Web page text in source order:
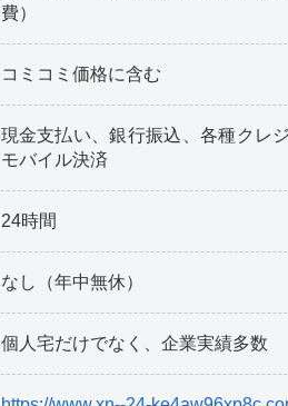
費）
コミコミ価格に含む
現金支払い、銀行振込、各種クレ
モバイル決済
24時間
なし（年中無休）
個人宅だけでなく、企業実績多数